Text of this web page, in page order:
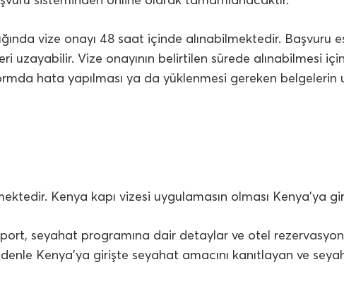
vize onayı 48 saat içinde alınabilmektedir. Başvuru
uzayabilir. Vize onayının belirtilen sürede alınabilmesi için
hata yapılması ya da yüklenmesi gereken
Kenya kapı vizesi uygulamasın olması Kenya’ya
seyahat programına dair detaylar ve otel
Kenya’ya girişte seyahat amacını kanıtlayan ve